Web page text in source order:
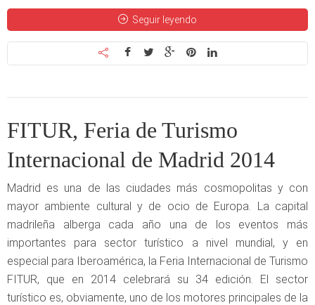
Seguir leyendo
FITUR, Feria de Turismo
Internacional de Madrid 2014
Madrid es una de las ciudades más cosmopolitas y con
mayor ambiente cultural y de ocio de Europa. La capital
madrileña alberga cada año una de los eventos más
importantes para sector turístico a nivel mundial, y en
especial para Iberoamérica, la Feria Internacional de Turismo
FITUR, que en 2014 celebrará su 34 edición. El sector
turístico es, obviamente, uno de los motores principales de la